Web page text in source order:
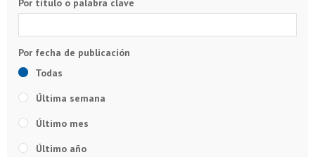
Por título o palabra clave
Todas
Última semana
Último mes
Último año